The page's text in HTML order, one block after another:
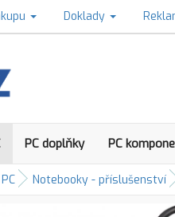
Doklady
PC doplňky PC
Notebooky - příslušenství